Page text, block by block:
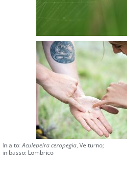
In alto:Aculepeira ceropegia, Velturno;
in basso: Lombrico